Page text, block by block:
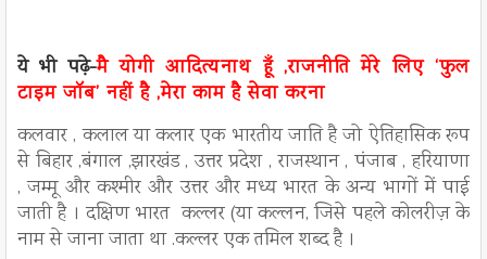
ये भी पढ़े-मै योगी आदित्यनाथ हूँ ,राजनीति मेरे लिए ‘फुल
टाइम जॉब’ नहीं है ,मेरा काम है सेवा करना
कलवार , कलाल या कलार एक भारतीय जाति है जो ऐतिहासिक रूप
से बिहार ,बंगाल ,झारखंड , उत्तर प्रदेश , राजस्थान , पंजाब , हरियाणा
, जम्मू और कश्मीर और उत्तर और मध्य भारत के अन्य भागों में पाई
जाती है । दक्षिण भारत कल्लर (या कल्लन, जिसे पहले कोलरीज़ के
नाम से जाना जाता था .कल्लर एक तमिल शब्द है ।